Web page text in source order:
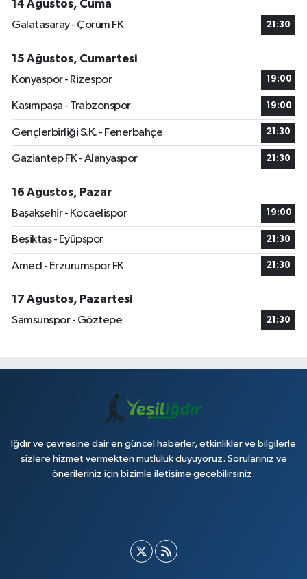
14 Ağustos, Cuma
Galatasaray - Çorum FK
21:30
15 Ağustos, Cumartesi
Konyaspor - Rizespor
19:00
Kasımpaşa - Trabzonspor 19:00
Gençlerbirliği S.K. - Fenerbahçe 21:30
Gaziantep FK - Alanyaspor 21:30
16 Ağustos, Pazar
Başakşehir - Kocaelispor
19:00
Beşiktaş - Eyüpspor 21:30
Amed - Erzurumspor FK 21:30
17 Ağustos, Pazartesi
Samsunspor - Göztepe
21:30
Iğdır ve çevresine dair en güncel haberler, etkinlikler ve bilgilerle
sizlere hizmet vermekten mutluluk duyuyoruz. Sorularınız ve
önerileriniz için bizimle iletişime geçebilirsiniz.